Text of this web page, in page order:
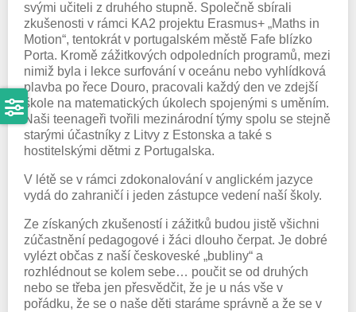
svými učiteli z druhého stupně. Společně sbírali
zkušenosti v rámci KA2 projektu Erasmus+ „Maths in
Motion“, tentokrát v portugalském městě Fafe blízko
Porta. Kromě zážitkových odpoledních programů, mezi
nimiž byla i lekce surfování v oceánu nebo vyhlídková
plavba po řece Douro, pracovali každý den ve zdejší
škole na matematických úkolech spojenými s uměním.
Naši teenageři tvořili mezinárodní týmy spolu se stejně
starými účastníky z Litvy z Estonska a také s
hostitelskými dětmi z Portugalska.
V létě se v rámci zdokonalování v anglickém jazyce
vydá do zahraničí i jeden zástupce vedení naší školy.
Ze získaných zkušeností i zážitků budou jistě všichni
zúčastnění pedagogové i žáci dlouho čerpat. Je dobré
vylézt občas z naší českoveské „bubliny“ a
rozhlédnout se kolem sebe… poučit se od druhých
nebo se třeba jen přesvědčit, že je u nás vše v
pořádku, že se o naše děti staráme správně a že se v